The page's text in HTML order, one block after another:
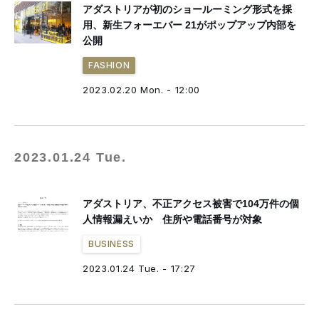
アダストリアが初のショールーミング形式を採
用、新生フォーエバー 21がポップアップ内部を
公開
FASHION
2023.02.20 Mon. - 12:00
2023.01.24 Tue.
アダストリア、不正アクセス被害で104万件の個
人情報漏えいか 住所や電話番号が対象
BUSINESS
2023.01.24 Tue. - 17:27